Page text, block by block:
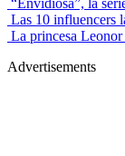
“Envidiosa”, la
Las 10 influencers
La princesa
Advertisements